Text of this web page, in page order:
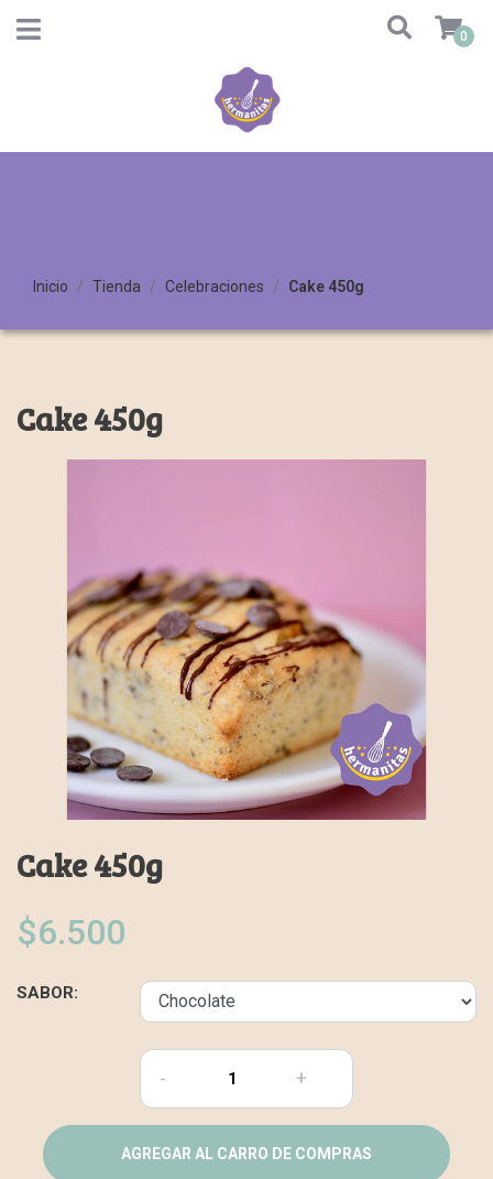
0
Inicio Tienda Celebraciones Cake 450g
Cake 450g
Cake 450g
$6.500
SABOR:
- +